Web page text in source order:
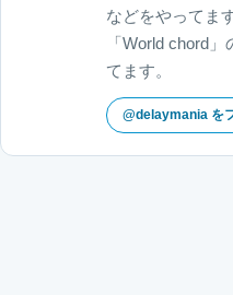
などをやってま
「World chord
てます。
@delaymania を